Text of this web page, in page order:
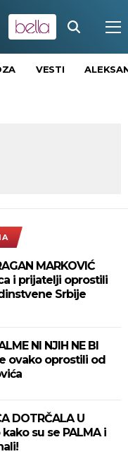
VESTI
MARKOVIĆ
i prijatelji oprostili
Srbije
NI NJIH NE BI
ovako oprostili od
DOTRČALA U
kako su se PALMA i